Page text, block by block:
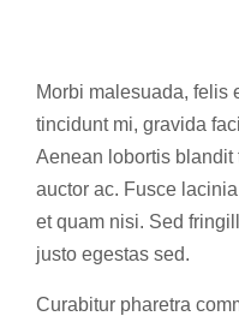
Morbi malesuada, felis
tincidunt mi, gravida
Aenean lobortis
auctor ac. Fusce
et quam nisi. Sed
justo egestas sed.
Curabitur pharetra